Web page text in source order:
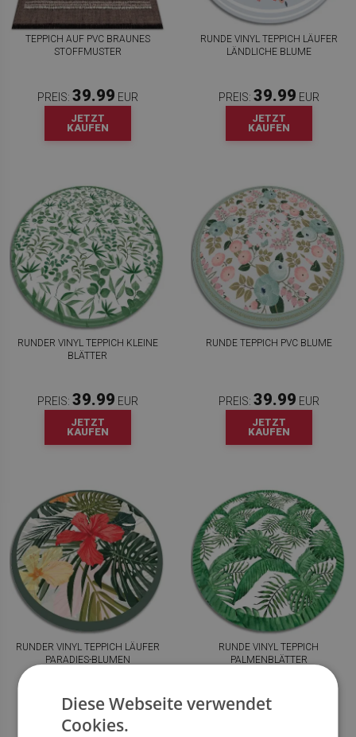
TEPPICH AUF PVC BRAUNES
STOFFMUSTER
PREIS: 39.99 EUR
JETZT
KAUFEN
RUNDE VINYL TEPPICH LÄUFER
LÄNDLICHE BLUME
PREIS: 39.99 EUR
JETZT
KAUFEN
RUNDER VINYL TEPPICH KLEINE
BLÄTTER
PREIS: 39.99 EUR
JETZT
KAUFEN
RUNDE TEPPICH PVC BLUME
PREIS: 39.99 EUR
JETZT
KAUFEN
RUNDER VINYL TEPPICH LÄUFER
PARADIES-BLUMEN
PREIS:39.99EUR
JETZT
RUNDE VINYL TEPPICH
PALMENBLÄTTER
PREIS:39.99
Diese Webseite verwendet
Cookies.